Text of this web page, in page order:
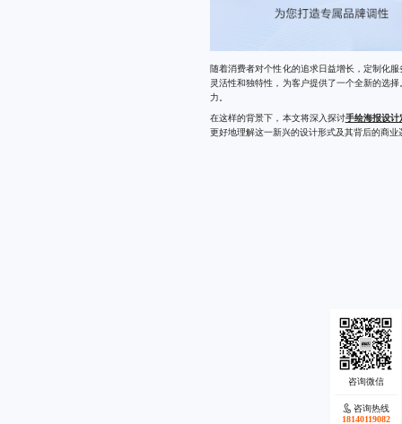
随着消费者对个性化的追求日益增长，定制化
灵活性和独特性，为客户提供了一个全新的选
力。
在这样的背景下，本文将深入探讨手绘海报设计
更好地理解这一新兴的设计形式及其背后的商业
咨询热线
18140119082